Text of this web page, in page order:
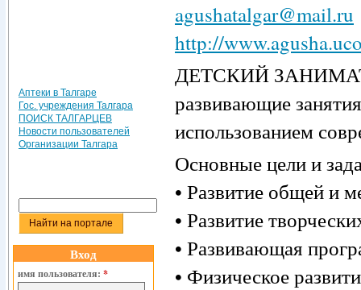
agushatalgar@mail.ru
http://
ДЕТСКИЙ
развивающие
использованием
Основные цели и
• Развитие общей и
• Развитие
• Развивающая
• Физическое
Аптеки в Талгаре
Гос. учреждения Талгара
ПОИСК ТАЛГАРЦЕВ
Новости пользователей
Организации Талгара
Вход
имя пользователя: *